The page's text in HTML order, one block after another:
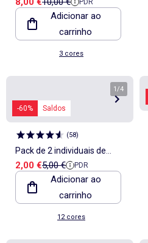
mesa 30 x 45 cm - Kiabi
Home
Adicionar ao
carrinho
3 cores
-60% Saldos
1 /4
(58)
Pack de 2 individuais de
mesa/guardanapos lisos 2
em 1 32 x 40 cm - Kiabi
Home
Preço de venda
2,00 €Preço de referência
5,00 € PDR
Adicionar ao
carrinho
12 cores